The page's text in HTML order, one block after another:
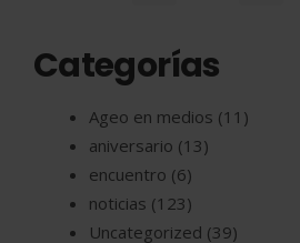
Categorías
Ageo en medios (11)
aniversario (13)
encuentro (6)
noticias (123)
Uncategorized (39)